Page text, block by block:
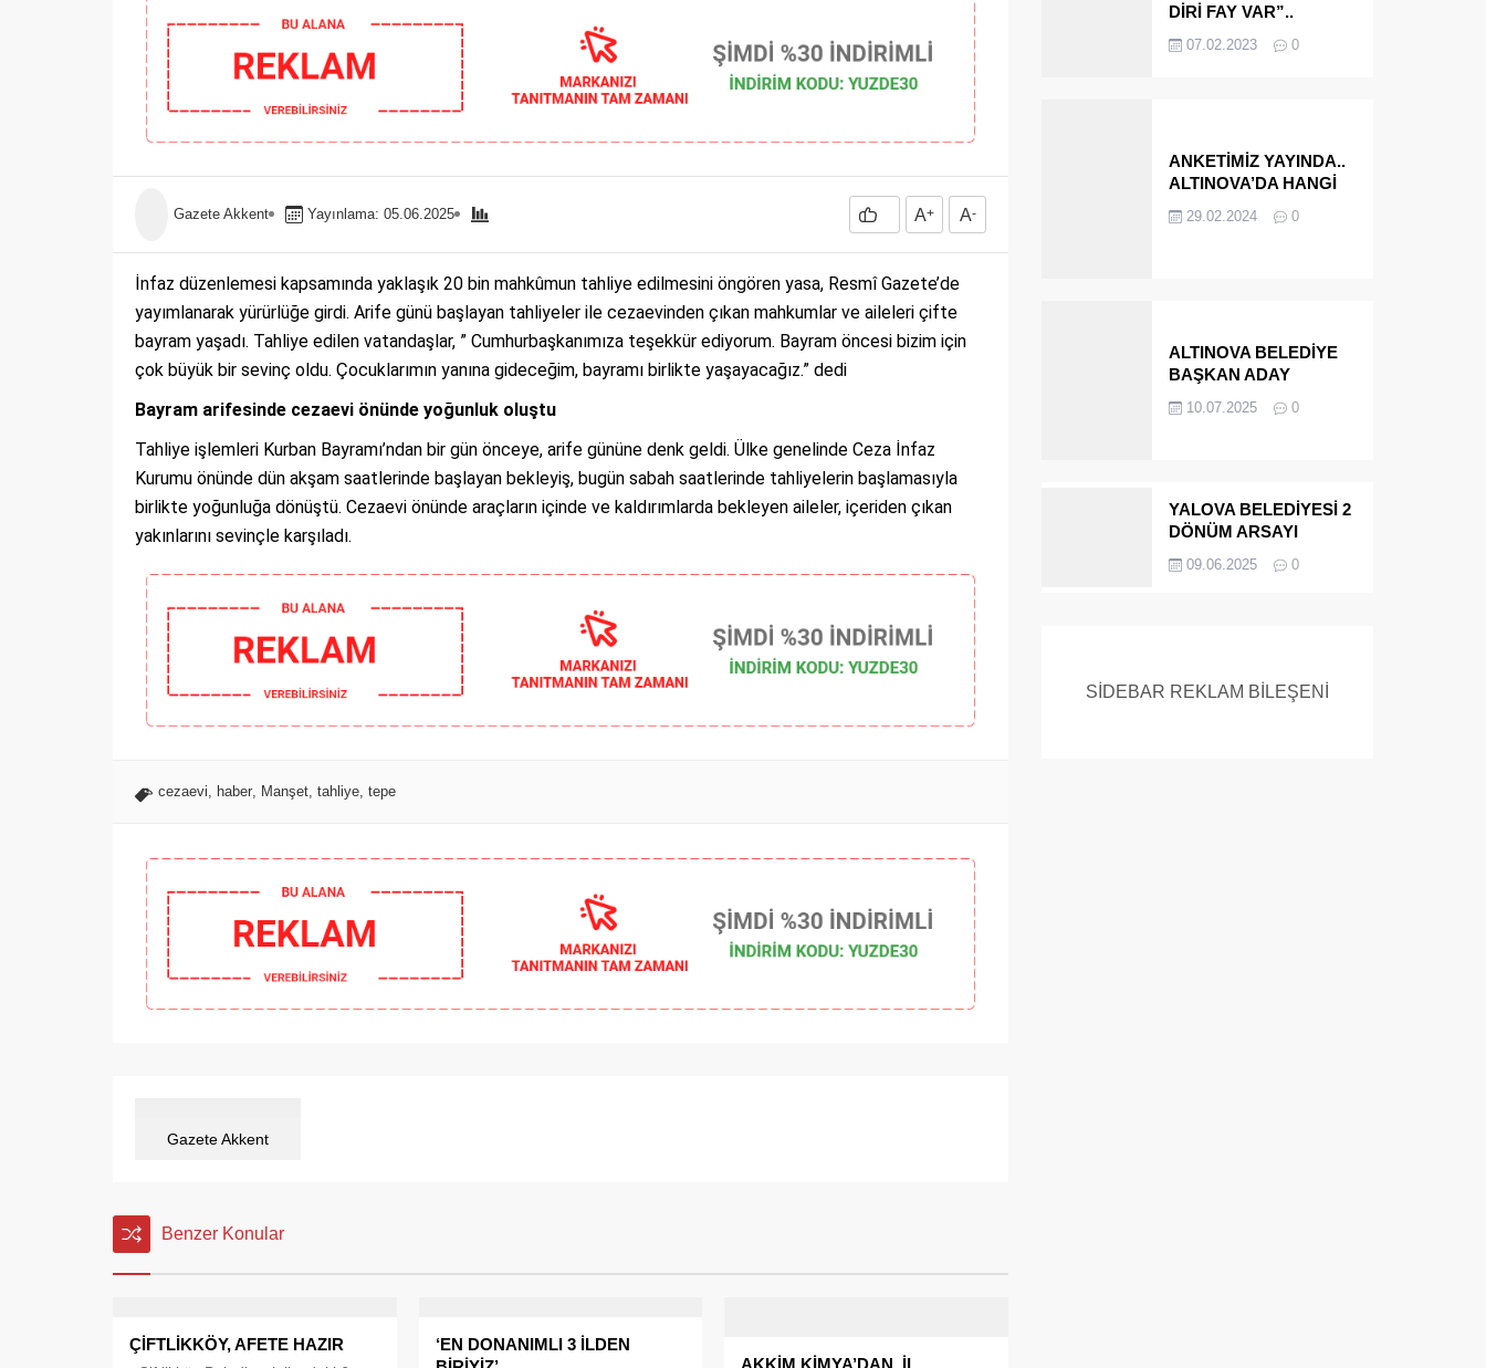
Gazete Akkent Yayınlama: 05.06.2025 A+ A-
İnfaz düzenlemesi kapsamında yaklaşık 20 bin mahkûmun tahliye edilmesini öngören yasa, Resmî Gazete’de
yayımlanarak yürürlüğe girdi. Arife günü başlayan tahliyeler ile cezaevinden çıkan mahkumlar ve aileleri çifte
bayram yaşadı. Tahliye edilen vatandaşlar, ” Cumhurbaşkanımıza teşekkür ediyorum. Bayram öncesi bizim için
çok büyük bir sevinç oldu. Çocuklarımın yanına gideceğim, bayramı birlikte yaşayacağız.” dedi
Bayram arifesinde cezaevi önünde yoğunluk oluştu
Tahliye işlemleri Kurban Bayramı’ndan bir gün önceye, arife gününe denk geldi. Ülke genelinde Ceza İnfaz
Kurumu önünde dün akşam saatlerinde başlayan bekleyiş, bugün sabah saatlerinde tahliyelerin başlamasıyla
birlikte yoğunluğa dönüştü. Cezaevi önünde araçların içinde ve kaldırımlarda bekleyen aileler, içeriden çıkan
yakınlarını sevinçle karşıladı.
cezaevi haber Manşet tahliye tepe
Gazete Akkent
Benzer Konular
ÇİFTLİKKÖY, AFETE HAZIR
‘EN DONANIMLI 3 İLDEN
DİRİ FAY VAR”..
ÇINARCIK..
07.02.2023 0
ANKETİMİZ YAYINDA..
ALTINOVA’DA HANGİ
BAŞKANI OLARAK
29.02.2024 0
ALTINOVA BELEDİYE
BAŞKAN ADAY
MÜEBBET ALDI FİRAR
10.07.2025 0
YALOVA BELEDİYESİ 2
DÖNÜM ARSAYI
09.06.2025 0
SİDEBAR REKLAM BİLEŞENİ